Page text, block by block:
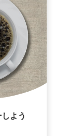
よう